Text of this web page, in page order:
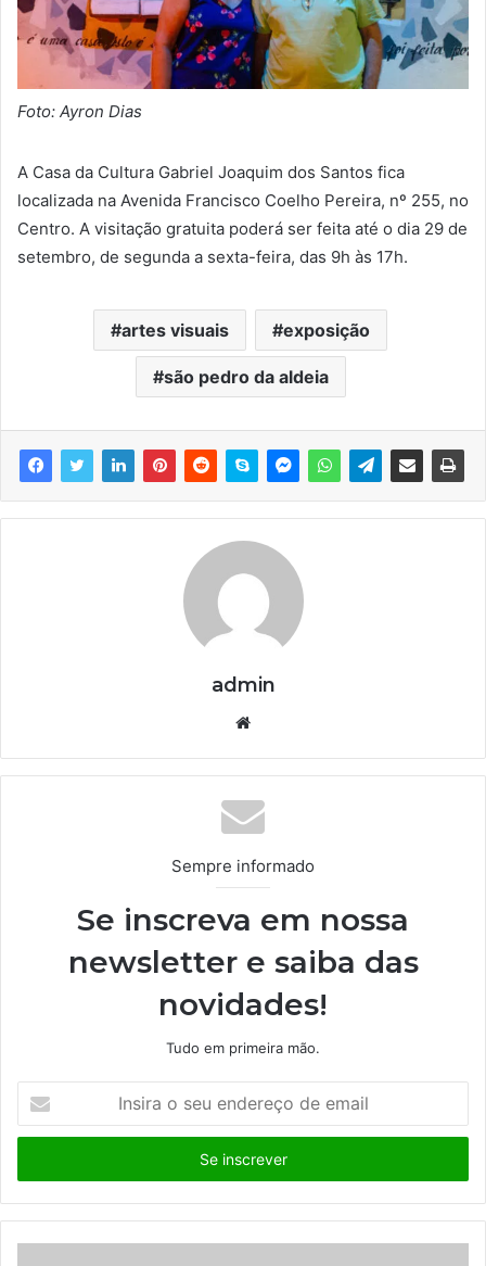
Foto: Ayron Dias
A Casa da Cultura Gabriel Joaquim dos Santos fica
localizada na Avenida Francisco Coelho Pereira, nº 255, no
Centro. A visitação gratuita poderá ser feita até o dia 29 de
setembro, de segunda a sexta-feira, das 9h às 17h.
artes visuais exposição
são pedro da aldeia
admin
te
Sempre informado
Se inscreva em nossa
newsletter e saiba das
novidades!
Tudo em primeira mão.
s
r
a